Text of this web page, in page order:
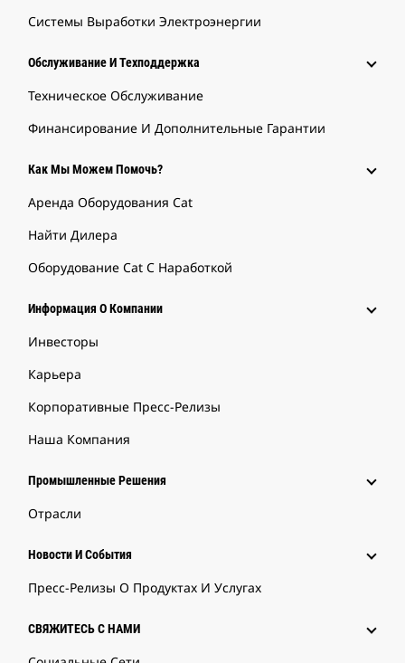
Системы Выработки Электроэнергии
Обслуживание И Техподдержка
Техническое Обслуживание
Финансирование И Дополнительные Гарантии
Как Мы Можем Помочь?
Аренда Оборудования Cat
Найти Дилера
Оборудование Cat С Наработкой
Информация О Компании
Инвесторы
Карьера
Корпоративные Пресс-Релизы
Наша Компания
Промышленные Решения
Отрасли
Новости И События
Пресс-Релизы О Продуктах И Услугах
СВЯЖИТЕСЬ С НАМИ